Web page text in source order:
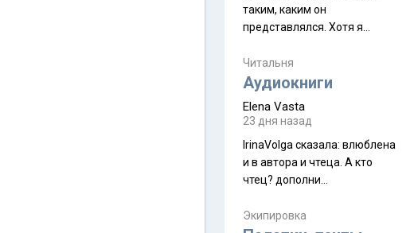
таким, каким он
представлялся. Хотя я
краешек, но все же схватила
ауру штата, как-то он меня
природа, мягкие
такая как бы переходная
ступень между привычной
нам Индией и остальными
надеюсь увидеть.
Читальня
Аудиокниги
Elena Vasta
23 дня назад
IrinaVolga сказалa: влюблена
и в автора и чтеца. А кто
чтец? дополни
Экипировка